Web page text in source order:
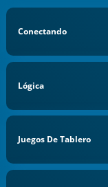
Conectando
Lógica
Juegos De Tablero